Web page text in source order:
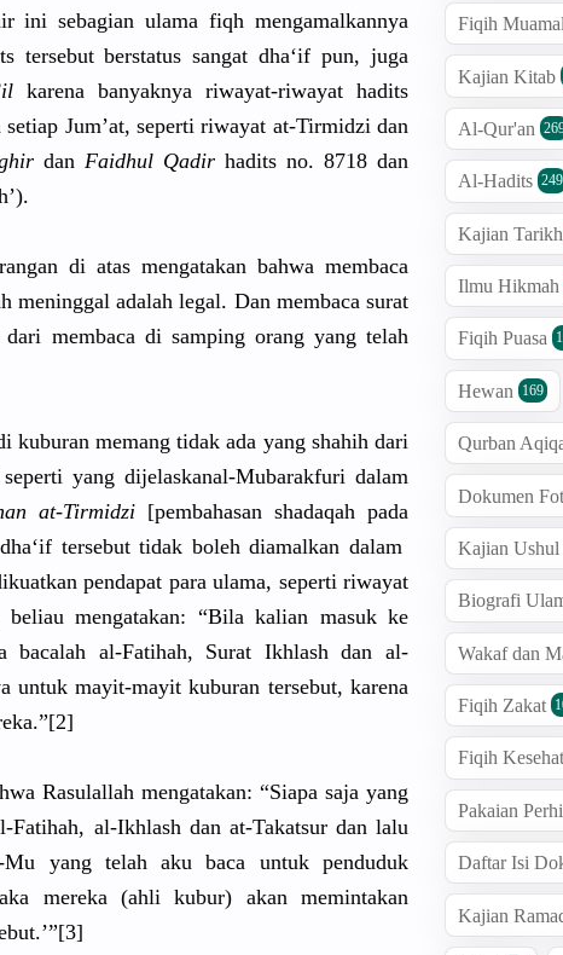
ini sebagian ulama fiqh mengamalkannya
tersebut berstatus sangat dha‘if pun, juga
karena banyaknya riwayat-riwayat hadits
Jum’at, seperti riwayat at-Tirmidzi dan
r dan Faidhul Qadir hadits no. 8718 dan
.
di atas mengatakan bahwa membaca
meninggal adalah legal. Dan membaca surat
membaca di samping orang yang telah
kuburan memang tidak ada yang shahih dari
yang dijelaskanal-Mubarakfuri dalam
at-Tirmidzi [pembahasan shadaqah pada
tersebut tidak boleh diamalkan dalam
pendapat para ulama, seperti riwayat
mengatakan: “Bila kalian masuk ke
bacalah al-Fatihah, Surat Ikhlash dan al-
untuk mayit-mayit kuburan tersebut, karena
]
Rasulallah mengatakan: “Siapa saja yang
Fatihah, al-Ikhlashdan at-Takatsur dan lalu
Mu yang telah aku baca untuk penduduk
mereka (ahli kubur) akan memintakan
”[3]
Fiqih
Kajian Kitab
Al-Qur'an
Al-Hadits 249
Kajian Tarikh
Ilmu Hikmah
Fiqih Puasa
Hewan 169
Qurban
Dokumen
Kajian Ushul
Biografi
Wakaf dan
Fiqih Zakat
Fiqih
Pakaian
Daftar Isi
Kajian